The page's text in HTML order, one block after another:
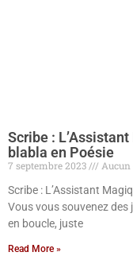
Scribe :
blabla en Poésie
7 septembre 2023
Scribe : L’Assistant
Vous vous souvenez
en boucle, juste
Read More »